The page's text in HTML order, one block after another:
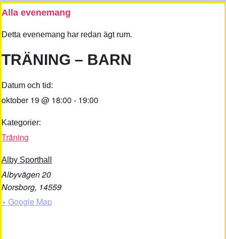
Alla evenemang
Detta evenemang har redan ägt rum.
TRÄNING – BARN
Datum och tid:
oktober 19 @ 18:00 - 19:00
Kategorier:
Träning
Alby Sporthall
Albyvägen 20
Norsborg, 14559
+ Google Map